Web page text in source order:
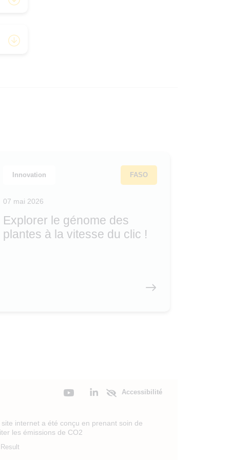
Explorer le génome des
plantes à la vitesse du clic !
Innovation FASO
07 mai 2026
Accessibilité
site internet a été conçu en prenant soin de
les émissions de CO2